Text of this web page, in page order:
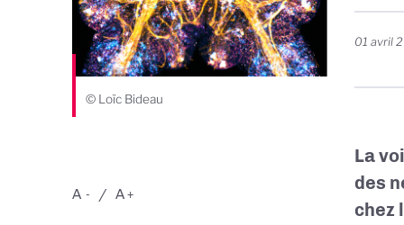
© Loïc Bideau
-
A +
A
01 avril
La
des
chez